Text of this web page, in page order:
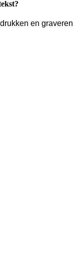
en graveren